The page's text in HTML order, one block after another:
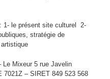
: 1- le présent site culturel 2-
stratégie de
Mixeur 5 rue Javelin
7021Z – SIRET 849 523 568